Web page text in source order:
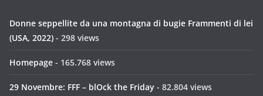
Donne seppellite da una montagna di bugie Frammenti di lei
(USA, 2022) - 298 views
Homepage - 165.768 views
29 Novembre: FFF – blOck the Friday - 82.804 views